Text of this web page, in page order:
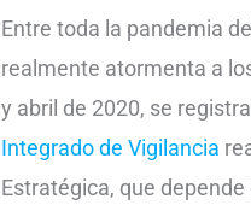
Entre toda la pandemia
realmente atormenta a
y abril de 2020, se
Integrado de Vigilancia
Estratégica, que